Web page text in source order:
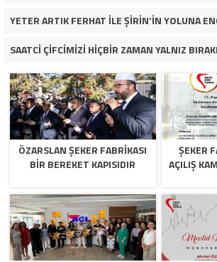
SAATCİ ÇİFCİMİZİ HİÇBİR ZAMAN YALNIZ
ÖZARSLAN ŞEKER FABRİKASI
BİR BEREKET KAPISIDIR
ŞEKER
AÇILIŞ